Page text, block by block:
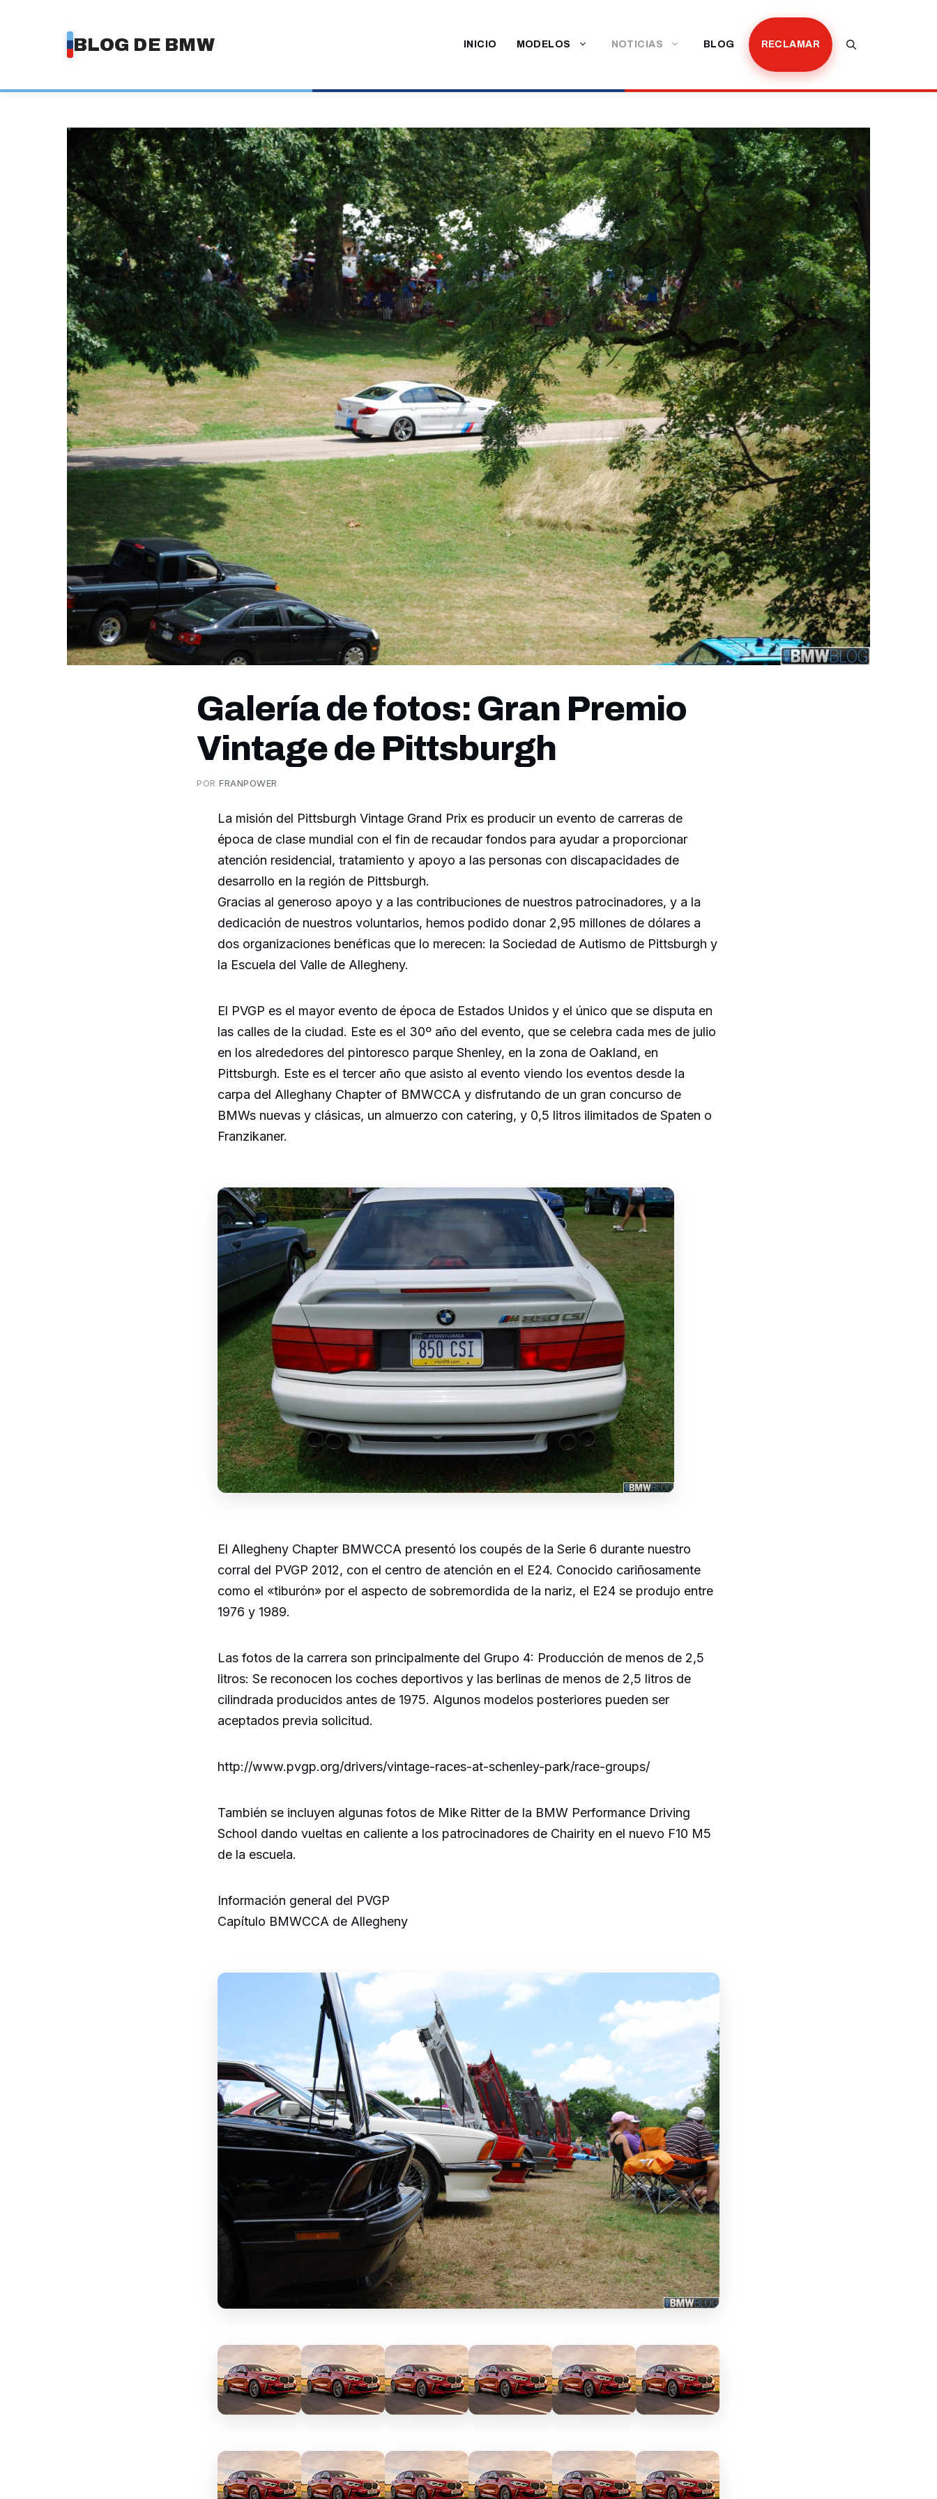
BLOG DE BMW INICIO MODELOS NOTICIAS BLOG RECLAMAR
Galería de fotos: Gran Premio
Vintage de Pittsburgh
PORFRANPOWER
La misión del Pittsburgh Vintage Grand Prix es producir un evento de carreras de
época de clase mundial con el fin de recaudar fondos para ayudar a proporcionar
atención residencial, tratamiento y apoyo a las personas con discapacidades de
desarrollo en la región de Pittsburgh.
Gracias al generoso apoyo y a las contribuciones de nuestros patrocinadores, y a la
dedicación de nuestros voluntarios, hemos podido donar 2,95 millones de dólares a
dos organizaciones benéficas que lo merecen: la Sociedad de Autismo de Pittsburgh y
la Escuela del Valle de Allegheny.
El PVGP es el mayor evento de época de Estados Unidos y el único que se disputa en
las calles de la ciudad. Este es el 30º año del evento, que se celebra cada mes de julio
en los alrededores del pintoresco parque Shenley, en la zona de Oakland, en
Pittsburgh. Este es el tercer año que asisto al evento viendo los eventos desde la
carpa del Alleghany Chapter of BMWCCA y disfrutando de un gran concurso de
BMWs nuevas y clásicas, un almuerzo con catering, y 0,5 litros ilimitados de Spaten o
Franzikaner.
El Allegheny Chapter BMWCCA presentó los coupés de la Serie 6 durante nuestro
corral del PVGP 2012, con el centro de atención en el E24. Conocido cariñosamente
como el «tiburón» por el aspecto de sobremordida de la nariz, el E24 se produjo entre
1976 y 1989.
Las fotos de la carrera son principalmente del Grupo 4: Producción de menos de 2,5
litros: Se reconocen los coches deportivos y las berlinas de menos de 2,5 litros de
cilindrada producidos antes de 1975. Algunos modelos posteriores pueden ser
aceptados previa solicitud.
http://www.pvgp.org/drivers/vintage-races-at-schenley-park/race-groups/
También se incluyen algunas fotos de Mike Ritter de la BMW Performance Driving
School dando vueltas en caliente a los patrocinadores de Chairity en el nuevo F10 M5
de la escuela.
Información general del PVGP
Capítulo BMWCCA de Allegheny